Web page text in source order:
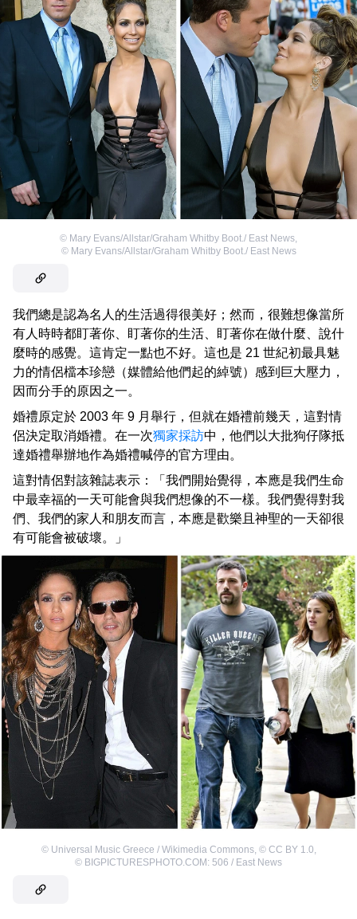
© Mary Evans/Allstar/Graham Whitby Boot./ East News,
© Mary Evans/Allstar/Graham Whitby Boot./ East News
我們總是認為名人的生活過得很美好；然而，很難想像當所
有人時時都盯著你、盯著你的生活、盯著你在做什麼、說什
麼時的感覺。這肯定一點也不好。這也是 21 世紀初最具魅
力的情侶檔本珍戀（媒體給他們起的綽號）感到巨大壓力，
因而分手的原因之一。
婚禮原定於 2003 年 9 月舉行，但就在婚禮前幾天，這對情
侶決定取消婚禮。在一次獨家採訪中，他們以大批狗仔隊抵
達婚禮舉辦地作為婚禮喊停的官方理由。
這對情侶對該雜誌表示：「我們開始覺得，本應是我們生命
中最幸福的一天可能會與我們想像的不一樣。我們覺得對我
們、我們的家人和朋友而言，本應是歡樂且神聖的一天卻很
有可能會被破壞。」
© Universal Music Greece / Wikimedia Commons, © CC BY 1.0,
© BIGPICTURESPHOTO.COM: 506 / East News